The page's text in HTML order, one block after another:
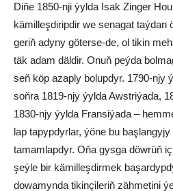
Di­ňe 1850-nji ýyl­da Isak Zin­ger
kä­mil­leş­di­rip­dir we se­na­gat
ge­riň ady­ny gö­ter­se-de, ol ti­kin
täk adam däl­dir. Onuň peý­da
seň köp azap­ly bo­lup­dyr. 1790-njy
soň­ra 1819-njy ýyl­da Awst­ri­ýa­da,
1830-njy ýyl­da Fran­si­ýa­da –
lap ta­pyp­dyr­lar, ýö­ne bu
ta­mam­lap­dyr. Oňa gys­ga döw­rüň
şeý­le bir kä­mil­leş­dir­mek
do­wa­myn­da ti­kin­çi­le­riň zäh­me­ti­ni